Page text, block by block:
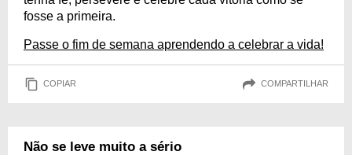
fosse a primeira.
Passe o fim de semana aprendendo a celebrar a vida!
COPIAR COMPARTILHAR
Não se leve muito a sério